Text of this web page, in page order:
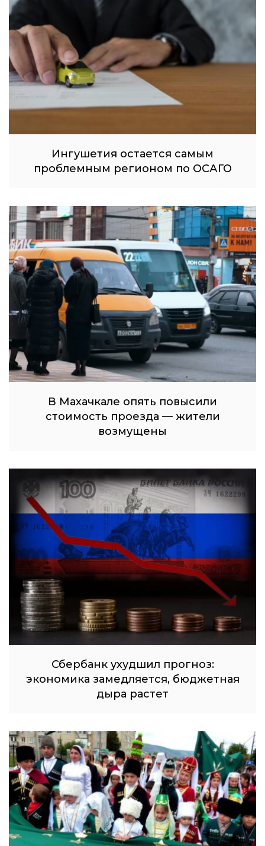
Ингушетия остается самым
проблемным регионом по ОСАГО
В Махачкале опять повысили
стоимость проезда — жители
возмущены
Сбербанк ухудшил прогноз:
экономика замедляется, бюджетная
дыра растет